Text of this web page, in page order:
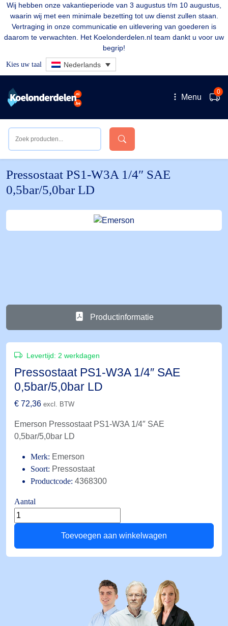
Wij hebben onze vakantieperiode van 3 augustus t/m 10 augustus,
waarin wij met een minimale bezetting tot uw dienst zullen staan.
Vertraging in onze communicatie en uitlevering van goederen is
daarom te verwachten. Het Koelonderdelen.nl team dankt u voor uw
begrip!
Kies uw taal Nederlands
Menu
0
Pressostaat PS1-W3A 1/4″ SAE
0,5bar/5,0bar LD
Productinformatie
Levertijd: 2 werkdagen
Pressostaat PS1-W3A 1/4″ SAE
0,5bar/5,0bar LD
€ 72,36 excl. BTW
Emerson Pressostaat PS1-W3A 1/4″ SAE
0,5bar/5,0bar LD
Merk: Emerson
Soort: Pressostaat
Productcode: 4368300
Aantal
Pressostaat
PS1-
1/4"
Toevoegen aan winkelwagen